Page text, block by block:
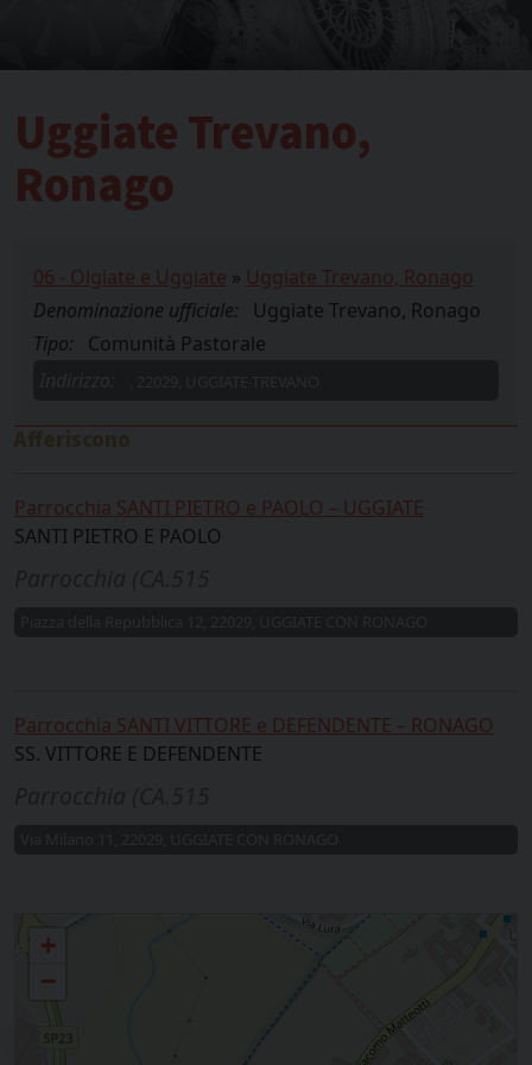
Uggiate Trevano,
Ronago
06 - Olgiate e Uggiate » Uggiate Trevano, Ronago
Denominazione ufficiale:
Uggiate Trevano, Ronago
Tipo:
Comunità Pastorale
Parrocchia SANTI PIETRO e PAOLO – UGGIATE
SANTI PIETRO E PAOLO
Parrocchia SANTI VITTORE e DEFENDENTE – RONAGO
SS. VITTORE E DEFENDENTE
Uggiate Trevano, Ronago
+
−